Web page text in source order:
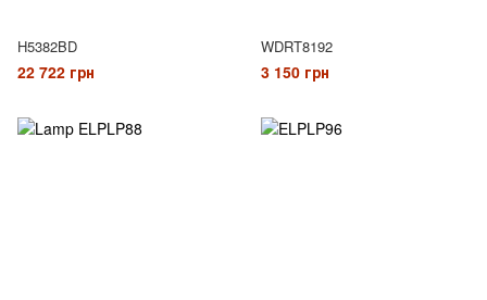
H5382BD
22 722 грн
WDRT8192
3 150 грн